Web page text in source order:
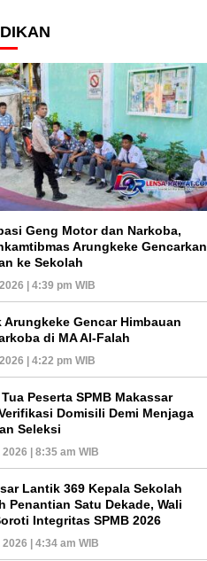
Geng Motor dan Narkoba,
Arungkeke Gencarkan
ke Sekolah
| 4:39 pm WIB
Arungkeke Gencar Himbauan
di MA Al-Falah
| 4:22 pm WIB
Peserta SPMB Makassar
Domisili Demi Menjaga
Seleksi
| 8:35 am WIB
Lantik 369 Kepala Sekolah
Penantian Satu Dekade, Wali
Integritas SPMB 2026
| 4:34 am WIB